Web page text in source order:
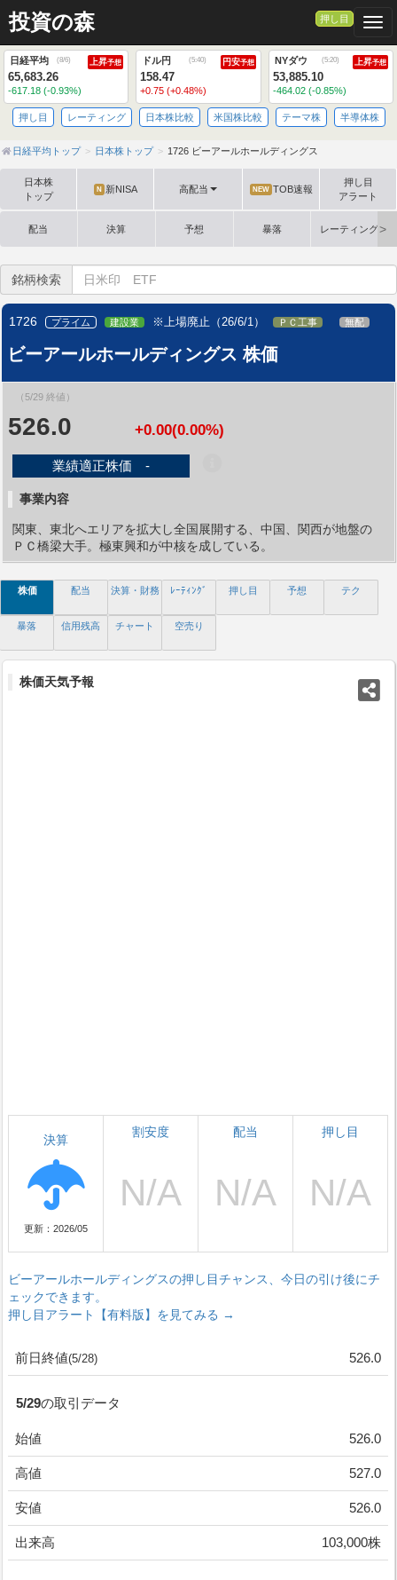
投資の森 押し目
日経平均 (8/6) 上昇予想
65,683.26
-617.18 (-0.93%)
ドル円 (5:40) 円安予想
158.47
+0.75 (+0.48%)
NYダウ (5:20) 上昇予想
53,885.10
-464.02 (-0.85%)
押し目 レーティング 日本株比較 米国株比較 テーマ株 半導体株
日経平均トップ 日本株トップ 1726 ビーアールホールディングス
日本株
トップ
N 新NISA 高配当 NEW TOB速報
押し目
アラート
配当 決算 予想 暴落 レーティング格
銘柄検索
1726 プライム 建設業 ※上場廃止（26/6/1） ＰＣ工事 無配
ビーアールホールディングス 株価
（5/29 終値）
526.0 +0.00(0.00%)
業績適正株価 -
事業内容
関東、東北へエリアを拡大し全国展開する、中国、関西が地盤の
ＰＣ橋梁大手。極東興和が中核を成している。
株価 配当 決算・財務 ﾚｰﾃｨﾝｸﾞ 押し目 予想 テク
暴落 信用残高 チャート 空売り
株価天気予報
決算
更新：2026/05
割安度 配当 押し目
ビーアールホールディングスの押し目チャンス、今日の引け後にチ
ェックできます。
押し目アラート【有料版】を見てみる →
前日終値(5/28) 526.0
5/29の取引データ
始値 526.0
高値 527.0
安値 526.0
出来高 103,000株